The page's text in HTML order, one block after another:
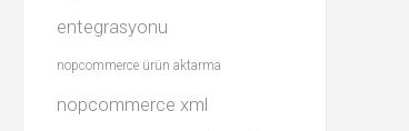
entegrasyonu
nopcommerce ürün aktarma
nopcommerce xml